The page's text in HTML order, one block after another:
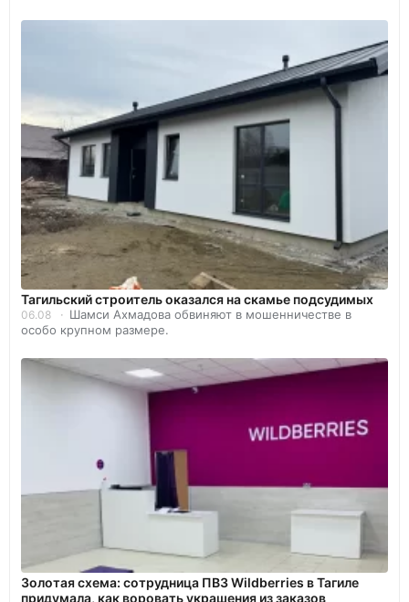
Тагильский строитель оказался на скамье подсудимых
06.08
Шамси Ахмадова обвиняют в мошенничестве в
особо крупном размере.
Золотая схема: сотрудница ПВЗ Wildberries в Тагиле
придумала, как воровать украшения из заказов